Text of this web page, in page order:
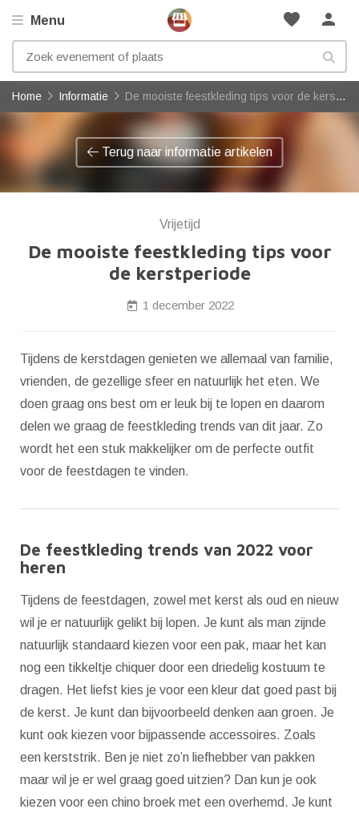
favorite person
Menu
Home Informatie De mooiste feestkleding tips voor de kerstperiode
Terug naar informatie artikelen
Vrijetijd
De mooiste feestkleding tips voor
de kerstperiode
1 december 2022
Tijdens de kerstdagen genieten we allemaal van familie,
vrienden, de gezellige sfeer en natuurlijk het eten. We
doen graag ons best om er leuk bij te lopen en daarom
delen we graag de feestkleding trends van dit jaar. Zo
wordt het een stuk makkelijker om de perfecte outfit
voor de feestdagen te vinden.
De feestkleding trends van 2022 voor
heren
Tijdens de feestdagen, zowel met kerst als oud en nieuw
wil je er natuurlijk gelikt bij lopen. Je kunt als man zijnde
natuurlijk standaard kiezen voor een pak, maar het kan
nog een tikkeltje chiquer door een driedelig kostuum te
dragen. Het liefst kies je voor een kleur dat goed past bij
de kerst. Je kunt dan bijvoorbeeld denken aan groen. Je
kunt ook kiezen voor bijpassende accessoires. Zoals
een kerststrik. Ben je niet zo’n liefhebber van pakken
maar wil je er wel graag goed uitzien? Dan kun je ook
kiezen voor een chino broek met een overhemd. Je kunt